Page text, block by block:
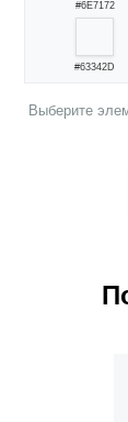
#6E7172
#63342D
Выберите